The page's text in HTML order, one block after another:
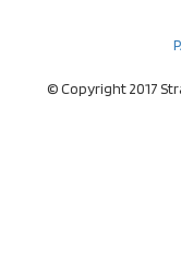
© Copyright 2017